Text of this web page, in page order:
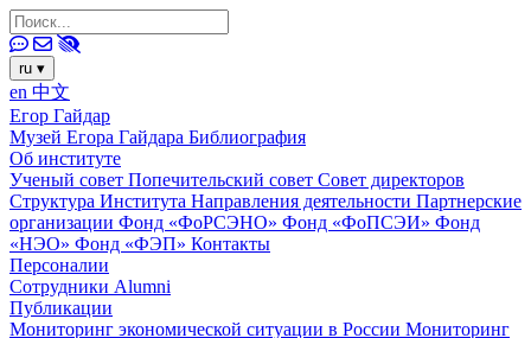
ru ▾
en 中文
Егор Гайдар
Музей Егора Гайдара Библиография
Об институте
Ученый совет Попечительский совет Совет директоров
Структура Института Направления деятельности Партнерские
организации Фонд «ФоРСЭНО» Фонд «ФоПСЭИ» Фонд
«НЭО» Фонд «ФЭП» Контакты
Персоналии
Сотрудники Alumni
Публикации
Мониторинг экономической ситуации в России Мониторинг